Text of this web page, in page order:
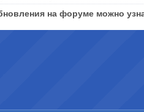
на форуме можно